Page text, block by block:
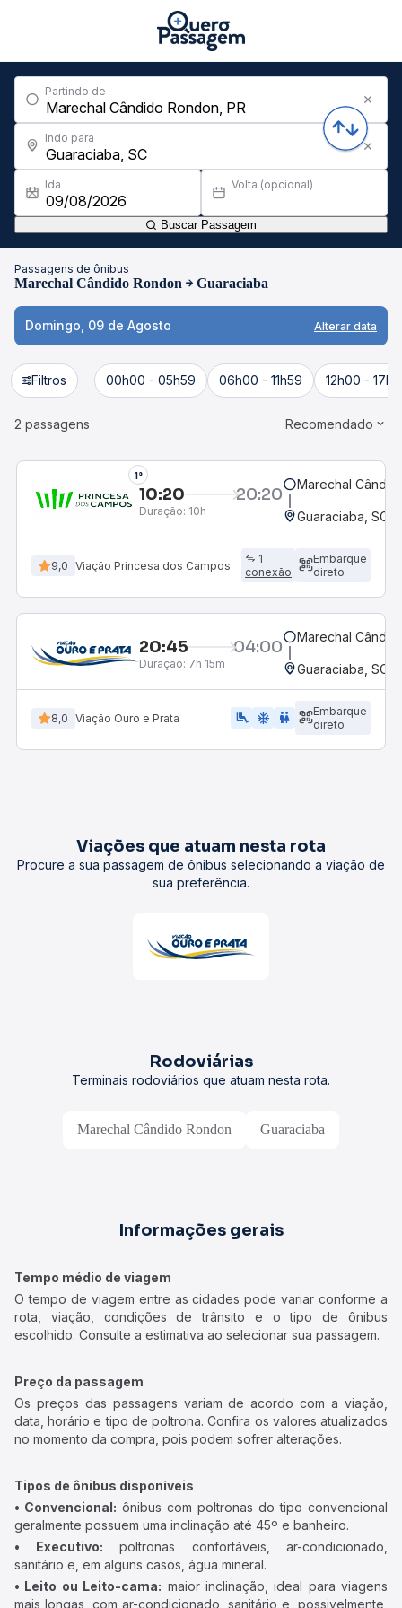
Partindo de
Indo para
Ida Volta (opcional)
Buscar Passagem
Passagens de ônibus
Marechal Cândido Rondon Guaraciaba
Domingo, 09 de Agosto Alterar data
Filtros 00h00 - 05h59 06h00 - 11h59 12h00 -
2 passagens Recomendado
1°
10:20 20:20
Duração: 10h
Marechal
Guaraciaba, SC
9,0 Viação Princesa dos Campos
1
conexão
Embarque
direto
20:45 04:00
Duração: 7h 15m
Marechal
Guaraciaba, SC
8,0 Viação Ouro e Prata airline_seat_legroom_extra ac_unit WC
Embarque
direto
Viações que atuam nesta rota
Procure a sua passagem de ônibus selecionando a viação de
sua preferência.
Rodoviárias
Terminais rodoviários que atuam nesta rota.
Marechal Cândido Rondon Guaraciaba
Informações gerais
Tempo médio de viagem
O tempo de viagem entre as cidades pode variar conforme a
rota, viação, condições de trânsito e o tipo de ônibus
escolhido. Consulte a estimativa ao selecionar sua passagem.
Preço da passagem
Os preços das passagens variam de acordo com a viação,
data, horário e tipo de poltrona. Confira os valores atualizados
no momento da compra, pois podem sofrer alterações.
Tipos de ônibus disponíveis
• Convencional: ônibus com poltronas do tipo convencional
geralmente possuem uma inclinação até 45º e banheiro.
• Executivo: poltronas confortáveis, ar-condicionado,
sanitário e, em alguns casos, água mineral.
• Leito ou Leito-cama: maior inclinação, ideal para viagens
mais longas, com ar-condicionado, sanitário e, possivelmente,